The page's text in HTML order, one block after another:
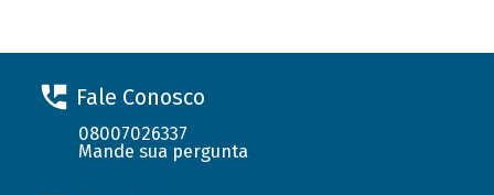
Fale Conosco
08007026337
Mande sua pergunta